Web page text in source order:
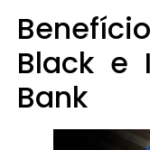
Black e
Bank